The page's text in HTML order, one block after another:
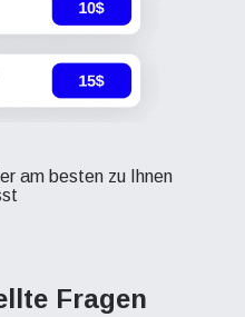
am besten zu Ihnen
Fragen